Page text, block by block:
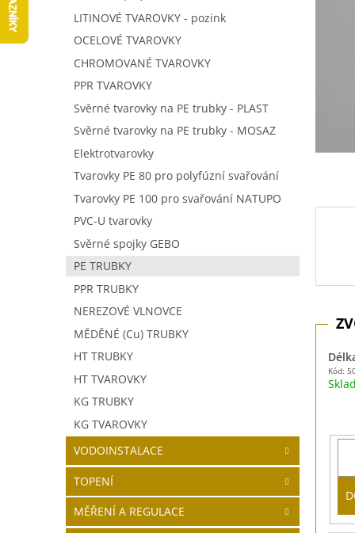
LITINOVÉ TVAROVKY - pozink
OCELOVÉ TVAROVKY
CHROMOVANÉ TVAROVKY
PPR TVAROVKY
Svěrné tvarovky na PE trubky - PLAST
Svěrné tvarovky na PE trubky - MOSAZ
Elektrotvarovky
Tvarovky PE 80 pro polyfúzní svařování
Tvarovky PE 100 pro svařování NATUPO
PVC-U tvarovky
Svěrné spojky GEBO
PE TRUBKY
PPR TRUBKY
NEREZOVÉ VLNOVCE
MĚDĚNÉ (Cu) TRUBKY
HT TRUBKY
HT TVAROVKY
KG TRUBKY
KG TVAROVKY
VODOINSTALACE
TOPENÍ
MĚŘENÍ A REGULACE
Kód: